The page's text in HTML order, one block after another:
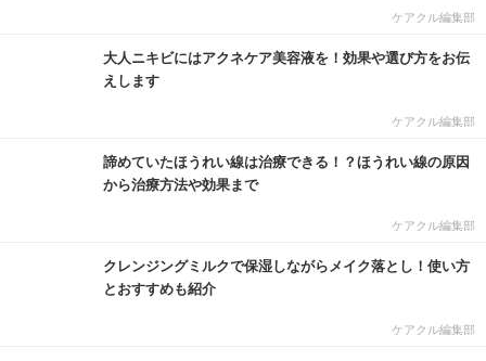
ケアクル編集部
大人ニキビにはアクネケア美容液を！効果や選び方をお伝
えします
ケアクル編集部
諦めていたほうれい線は治療できる！？ほうれい線の原因
から治療方法や効果まで
ケアクル編集部
クレンジングミルクで保湿しながらメイク落とし！使い方
とおすすめも紹介
ケアクル編集部